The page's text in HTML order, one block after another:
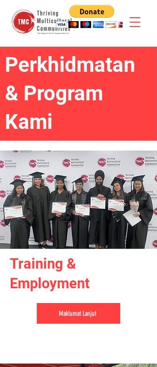
Perkhidmatan
& Program
Kami
Training &
Employment
Maklumat Lanjut